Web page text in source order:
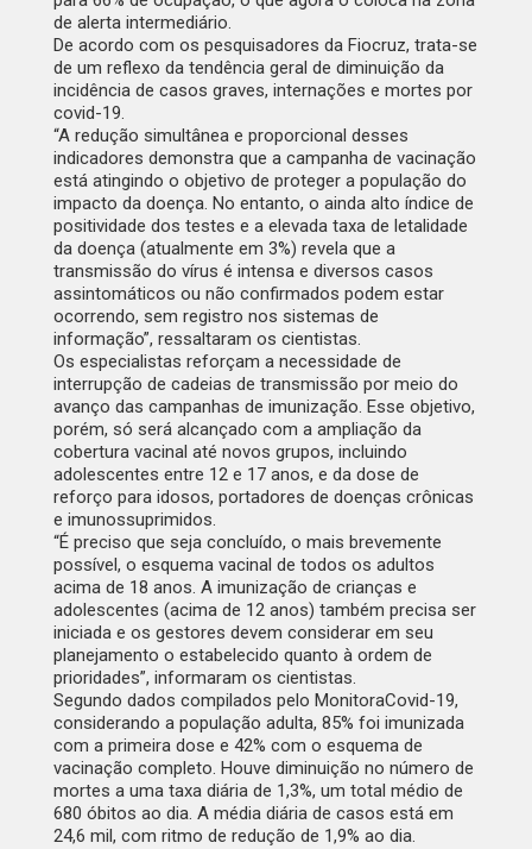
de alerta intermediário.
De acordo com os pesquisadores da Fiocruz, trata-se
de um reflexo da tendência geral de diminuição da
incidência de casos graves, internações e mortes por
covid-19.
“A redução simultânea e proporcional desses
indicadores demonstra que a campanha de vacinação
está atingindo o objetivo de proteger a população do
impacto da doença. No entanto, o ainda alto índice de
positividade dos testes e a elevada taxa de letalidade
da doença (atualmente em 3%) revela que a
transmissão do vírus é intensa e diversos casos
assintomáticos ou não confirmados podem estar
ocorrendo, sem registro nos sistemas de
informação”, ressaltaram os cientistas.
Os especialistas reforçam a necessidade de
interrupção de cadeias de transmissão por meio do
avanço das campanhas de imunização. Esse objetivo,
porém, só será alcançado com a ampliação da
cobertura vacinal até novos grupos, incluindo
adolescentes entre 12 e 17 anos, e da dose de
reforço para idosos, portadores de doenças crônicas
e imunossuprimidos.
“É preciso que seja concluído, o mais brevemente
possível, o esquema vacinal de todos os adultos
acima de 18 anos. A imunização de crianças e
adolescentes (acima de 12 anos) também precisa ser
iniciada e os gestores devem considerar em seu
planejamento o estabelecido quanto à ordem de
prioridades”, informaram os cientistas.
Segundo dados compilados pelo MonitoraCovid-19,
considerando a população adulta, 85% foi imunizada
com a primeira dose e 42% com o esquema de
vacinação completo. Houve diminuição no número de
mortes a uma taxa diária de 1,3%, um total médio de
680 óbitos ao dia. A média diária de casos está em
24,6 mil, com ritmo de redução de 1,9% ao dia.